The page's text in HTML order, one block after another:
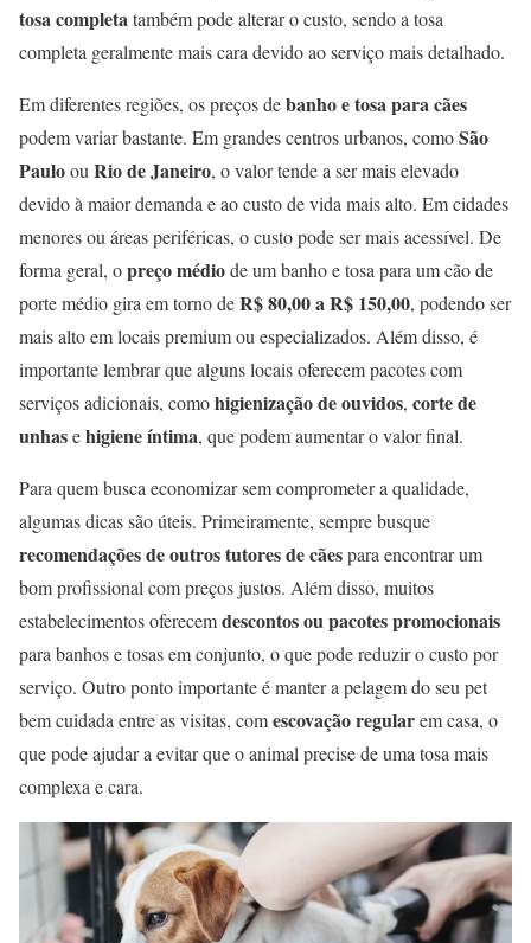
tosa completatambém pode alterar o custo, sendo a tosa
completa geralmente mais cara devido ao serviço mais detalhado.
Em diferentes regiões, os preços debanho e tosa para cães
podem variar bastante. Em grandes centros urbanos, comoSão
Pauloou Rio de Janeiro, o valor tende a ser mais elevado
devido à maior demanda e ao custo de vida mais alto. Em cidades
menores ou áreas periféricas, o custo pode ser mais acessível. De
forma geral, opreço médiode um banho e tosa para um cão de
porte médio gira em torno deR$ 80,00 a R$ 150,00, podendo ser
mais alto em locais premium ou especializados. Além disso, é
importante lembrar que alguns locais oferecem pacotes com
serviços adicionais, comohigienização de ouvidos, corte de
unhasehigiene íntima, que podem aumentar o valor final.
Para quem busca economizar sem comprometer a qualidade,
algumas dicas são úteis. Primeiramente, sempre busque
recomendações de outros tutores de cãespara encontrar um
bom profissional com preços justos. Além disso, muitos
estabelecimentos oferecemdescontos ou pacotes promocionais
para banhos e tosas em conjunto, o que pode reduzir o custo por
serviço. Outro ponto importante é manter a pelagem do seu pet
bem cuidada entre as visitas, comescovação regularem casa, o
que pode ajudar a evitar que o animal precise de uma tosa mais
complexa e cara.